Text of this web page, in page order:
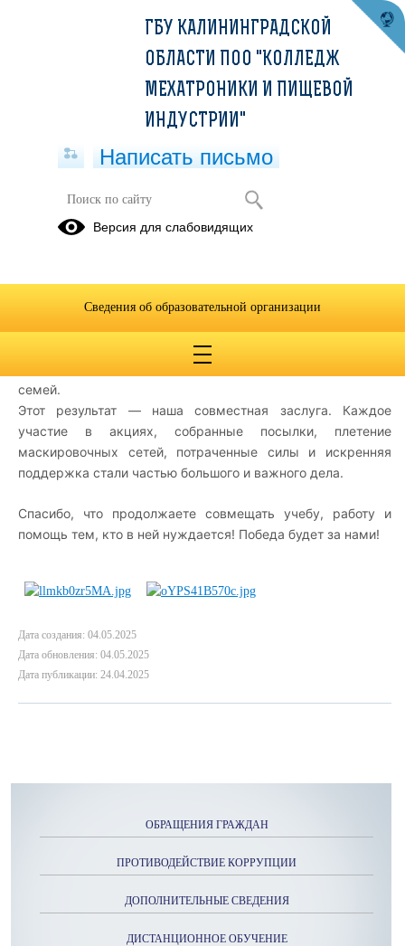
Своих не бросаем
Коллектив колледжа мехатроники и пищевой индустрии
награждён благодарственным письмом Губернатора
оказание добровольческой (волонтёрской) помощи
участникам специальной военной операции и членам их
семей.
Этот результат — наша совместная заслуга. Каждое
участие в акциях, собранные посылки, плетение
маскировочных сетей, потраченные силы и искренняя
поддержка стали частью большого и важного дела.
Спасибо, что продолжаете совмещать учебу, работу и
помощь тем, кто в ней нуждается! Победа будет за нами!
Дата создания: 04.05.2025
Дата обновления: 04.05.2025
Дата публикации: 24.04.2025
ОБРАЩЕНИЯ ГРАЖДАН
ПРОТИВОДЕЙСТВИЕ КОРРУПЦИИ
ДОПОЛНИТЕЛЬНЫЕ СВЕДЕНИЯ
ДИСТАНЦИОННОЕ ОБУЧЕНИЕ
ГБУ КАЛИНИНГРАДСКОЙ
ОБЛАСТИ ПОО "КОЛЛЕДЖ
МЕХАТРОНИКИ И ПИЩЕВОЙ
ИНДУСТРИИ"
Написать письмо
Версия для слабовидящих
Сведения об образовательной организации